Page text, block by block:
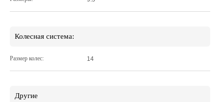
Колесная система:
Размер колес: 14
Другие